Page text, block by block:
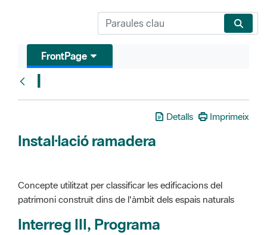
FrontPage
I
Detalls Imprimeix
Instal·lació ramadera
Concepte utilitzat per classificar les edificacions del
patrimoni construït dins de l'àmbit dels espais naturals
Interreg III, Programa